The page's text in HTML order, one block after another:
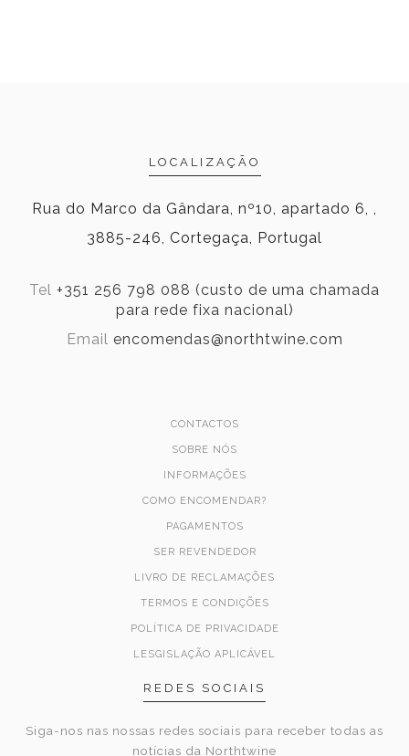
LOCALIZAÇÃO
Rua do Marco da Gândara, nº10, apartado 6, ,
3885-246, Cortegaça, Portugal
Tel +351 256 798 088 (custo de uma chamada
para rede fixa nacional)
Email encomendas@northtwine.com
CONTACTOS
SOBRE NÓS
INFORMAÇÕES
COMO ENCOMENDAR?
PAGAMENTOS
SER REVENDEDOR
LIVRO DE RECLAMAÇÕES
TERMOS E CONDIÇÕES
POLÍTICA DE PRIVACIDADE
LESGISLAÇÃO APLICÁVEL
REDES SOCIAIS
Siga-nos nas nossas redes sociais para receber todas as
notícias da Northtwine